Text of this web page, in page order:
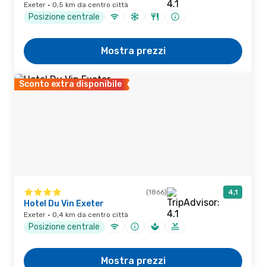
Exeter · 0,5 km da centro città
Posizione centrale
Mostra prezzi
Sconto extra disponibile
(1866) 4,1
Hotel Du Vin Exeter
Exeter · 0,4 km da centro città
Posizione centrale
Mostra prezzi